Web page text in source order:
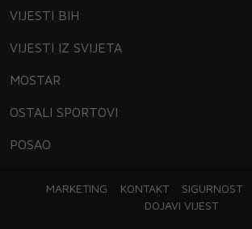
VIJESTI BIH
VIJESTI IZ SVIJETA
MOSTAR
OSTALI SPORTOVI
POSAO
MARKETING KONTAKT SIGURNOST
DOJAVI VIJEST